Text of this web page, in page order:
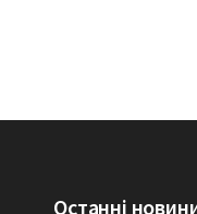
Останні